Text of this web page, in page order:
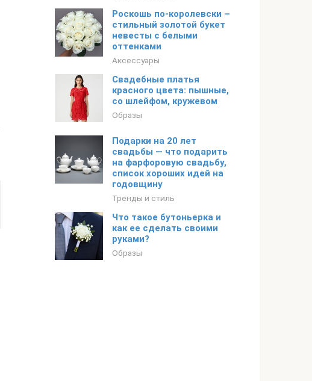
Роскошь по-королевски –
стильный золотой букет
невесты с белыми
оттенками
Аксессуары
Свадебные платья
красного цвета: пышные,
со шлейфом, кружевом
Образы
Подарки на 20 лет
свадьбы — что подарить
на фарфоровую свадьбу,
список хороших идей на
годовщину
Тренды и стиль
Что такое бутоньерка и
как ее сделать своими
руками?
Образы